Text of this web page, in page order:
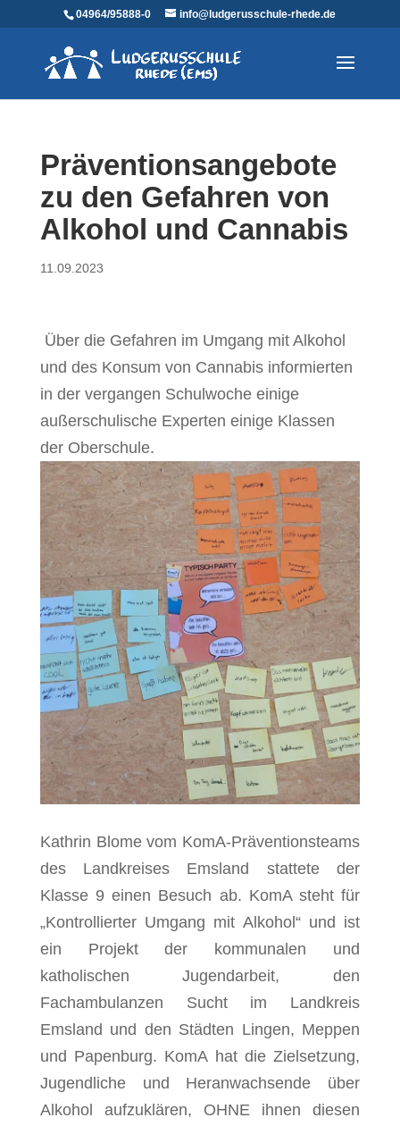
04964/95888-0 info@ludgerusschule-rhede.de
Präventionsangebote
zu den Gefahren von
Alkohol und Cannabis
11.09.2023
Über die Gefahren im Umgang mit Alkohol
und des Konsum von Cannabis informierten
in der vergangen Schulwoche einige
außerschulische Experten einige Klassen
der Oberschule.
Kathrin Blome vom KomA-Präventionsteams
des Landkreises Emsland stattete der
Klasse 9 einen Besuch ab. KomA steht für
„Kontrollierter Umgang mit Alkohol“ und ist
ein Projekt der kommunalen und
katholischen Jugendarbeit, den
Fachambulanzen Sucht im Landkreis
Emsland und den Städten Lingen, Meppen
und Papenburg. KomA hat die Zielsetzung,
Jugendliche und Heranwachsende über
Alkohol aufzuklären, OHNE ihnen diesen